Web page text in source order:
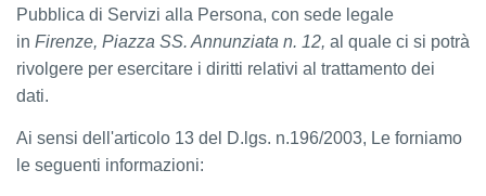
Pubblica di Servizi alla Persona, con sede legale
in Firenze, Piazza SS. Annunziata n. 12, al quale ci si potrà
rivolgere per esercitare i diritti relativi al trattamento dei
dati.
Ai sensi dell'articolo 13 del D.lgs. n.196/2003, Le forniamo
le seguenti informazioni: